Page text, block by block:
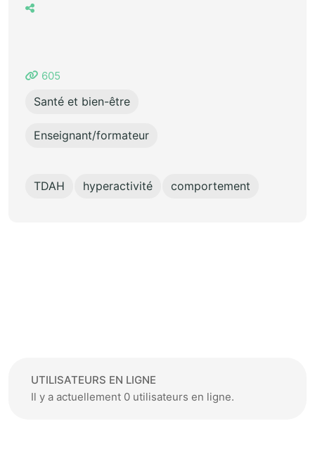
605
Santé et bien-être
Enseignant/formateur
TDAH hyperactivité comportement
UTILISATEURS EN LIGNE
Il y a actuellement 0 utilisateurs en ligne.